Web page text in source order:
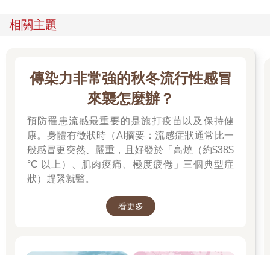
相關主題
傳染力非常強的秋冬流行性感冒
來襲怎麼辦？
預防罹患流感最重要的是施打疫苗以及保持健
康。身體有徵狀時（AI摘要：流感症狀通常比一
般感冒更突然、嚴重，且好發於「高燒（約$38$
°C 以上）、肌肉痠痛、極度疲倦」三個典型症
狀）趕緊就醫。
看更多